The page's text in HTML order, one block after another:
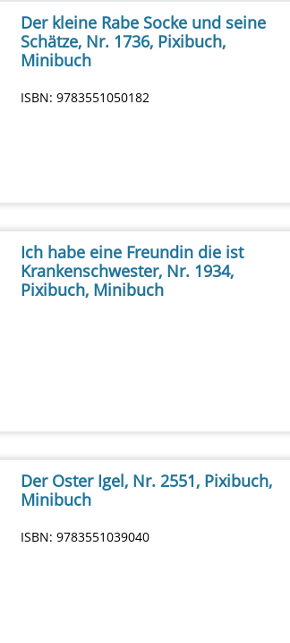
Der kleine Rabe Socke und seine
Schätze, Nr. 1736, Pixibuch,
Minibuch
ISBN: 9783551050182
Ich habe eine Freundin die ist
Krankenschwester, Nr. 1934,
Pixibuch, Minibuch
Der Oster Igel, Nr. 2551, Pixibuch,
Minibuch
ISBN: 9783551039040